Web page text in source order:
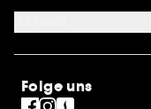
Karriere
SEPHORA Prize
Pride
Folge uns